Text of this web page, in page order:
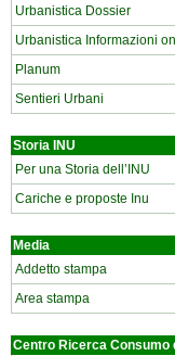
Urbanistica Dossier
Urbanistica Informazioni
Planum
Sentieri Urbani
Storia INU
Per una Storia dell’INU
Cariche e proposte Inu
Media
Addetto stampa
Area stampa
Centro Ricerca Consumo